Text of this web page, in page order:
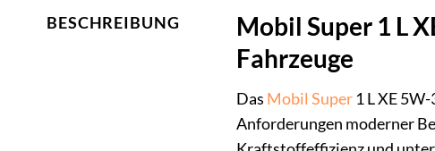
BESCHREIBUNG
Mobil Super 1 L
Fahrzeuge
Das Mobil Super1 L XE
Anforderungen moderner